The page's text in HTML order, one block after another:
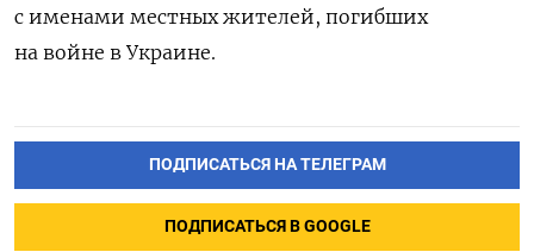
с именами местных жителей, погибших
на войне в Украине.
ПОДПИСАТЬСЯ НА ТЕЛЕГРАМ
ПОДПИСАТЬСЯ В GOOGLE